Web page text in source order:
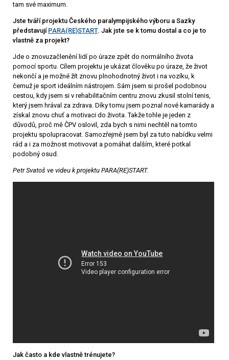
tam své maximum.
Jste tváří projektu Českého paralympijského výboru a Sazky
představují PARA(RE)START. Jak jste se k tomu dostal a co je to
vlastně za projekt?
Jde o znovuzačlenění lidí po úraze zpět do normálního života
pomocí sportu. Cílem projektu je ukázat člověku po úraze, že život
nekončí a je možné žít znovu plnohodnotný život i na vozíku, k
čemuž je sport ideálním nástrojem. Sám jsem si prošel podobnou
cestou, kdy jsem si v rehabilitačním centru znovu zkusil stolní tenis,
který jsem hrával za zdrava. Díky tomu jsem poznal nové kamarády a
získal znovu chuť a motivaci do života. Takže tohle je jeden z
důvodů, proč mě ČPV oslovil, zda bych s nimi nechtěl na tomto
projektu spolupracovat. Samozřejmě jsem byl za tuto nabídku velmi
rád a i za možnost motivovat a pomáhat dalším, které potkal
podobný osud.
Petr Svatoš ve videu k projektu PARA(RE)START.
Jak často a kde vlastně trénujete?